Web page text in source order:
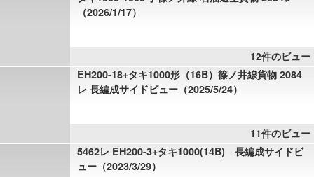
（2026/1/17）
12件のビュー
EH200-18+タキ1000形（16B）篠ノ井線貨物 2084
レ 長編成サイドビュー（2025/5/24）
11件のビュー
5462レ EH200-3+タキ1000(14B) 長編成サイドビ
ュー（2023/3/29）